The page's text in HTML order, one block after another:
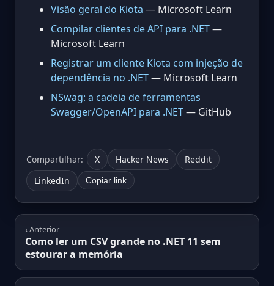
Visão geral do Kiota — Microsoft Learn
Compilar clientes de API para .NET—
Microsoft Learn
Registrar um cliente Kiota com injeção de
dependência no .NET— Microsoft Learn
NSwag: a cadeia de ferramentas
Swagger/OpenAPI para .NET— GitHub
Compartilhar: X Hacker News
Reddit
LinkedIn
Copiar link
‹ Anterior
Como ler um CSV grande no .NET 11 sem
estourar a memória